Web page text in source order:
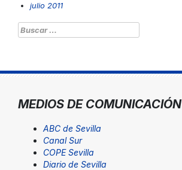
julio 2011
Buscar:
MEDIOS DE COMUNICACIÓN
ABC de Sevilla
Canal Sur
COPE Sevilla
Diario de Sevilla